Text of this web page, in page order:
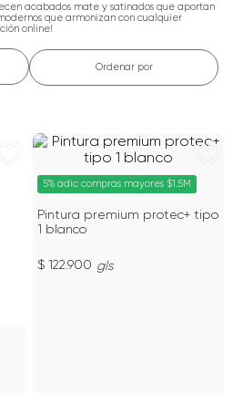
acabados mate y satinados que aportan
que armonizan con cualquier
online!
Ordenar por
5% adic compras mayores $1.5M
Pintura premium protec+ tipo
1 blanco
$ 122.900 gls